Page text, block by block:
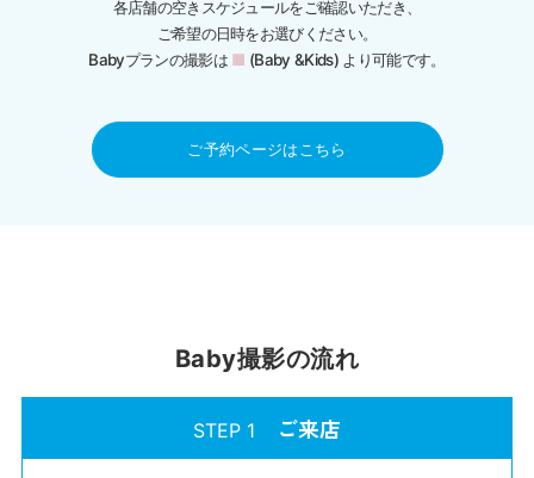
各店舗の空きスケジュールをご確認いただき、
ご希望の日時をお選びください。
Babyプランの撮影は ■ (Baby &Kids) より可能です。
ご予約ページはこちら
Baby撮影の流れ
STEP 1 ご来店